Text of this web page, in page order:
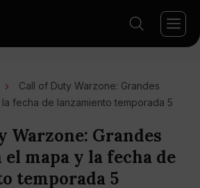
Call of Duty Warzone: Grandes
fecha de lanzamiento temporada 5
Warzone: Grandes
el mapa y la fecha de
temporada 5